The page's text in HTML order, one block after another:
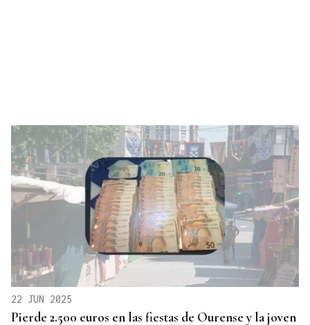
22 JUN 2025
Pierde 2.500 euros en las fiestas de Ourense y la joven